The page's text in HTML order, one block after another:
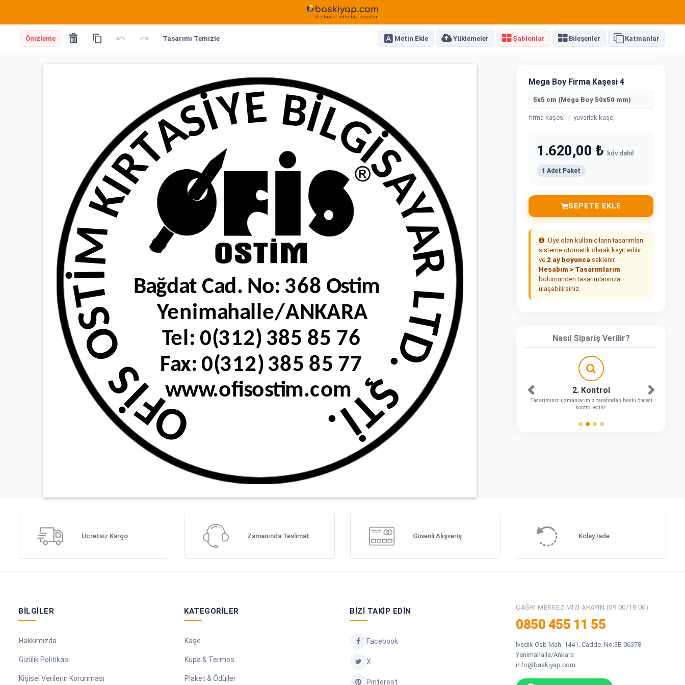
Önizleme Tasarımı Temizle Metin Ekle Yüklemeler Şablonlar Bileşenler Katmanlar
Mega Boy Firma Kaşesi 4
5x5 cm (Mega Boy 50x50 mm)
firma kaşesi | yuvarlak kaşe
1.620,00 ₺ kdv dahil
1 Adet Paket
SEPETE EKLE
Üye olan kullanıcıların tasarımları
sisteme otomatik olarak kayıt edilir
ve 2 ay boyunca saklanır.
Hesabım > Tasarımlarım
bölümünden tasarımlarınıza
ulaşabilirsiniz.
Nasıl Sipariş Verilir?
2. Kontrol
Tasarımınız uzmanlarımız tarafından baskı öncesi
kontrol edilir.
Önceki Sonraki
Ücretsiz Kargo Zamanında Teslimat Güvenli Alışveriş Kolay İade
BILGILER
Hakkımızda
Gizlilik Politikası
Kişisel Verilerin Korunması
KATEGORILER
Kaşe
Kupa & Termos
Plaket & Ödüller
BIZI TAKIP EDIN
Facebook
X
Pinterest
ÇAĞRI MERKEZIMIZI ARAYIN (09:00/18:00)
0850 455 11 55
İvedik Osb Mah. 1441. Cadde. No:3B 06378
Yenimahalle/Ankara
info@baskiyap.com